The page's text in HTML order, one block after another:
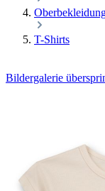
T-Shirts
Bildergalerie